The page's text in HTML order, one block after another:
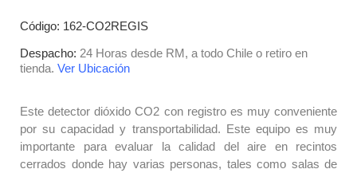
Código: 162-CO2REGIS
Despacho: 24 Horas desde RM, a todo Chile o retiro en
tienda. Ver Ubicación
Este detector dióxido CO2 con registro es muy conveniente
por su capacidad y transportabilidad. Este equipo es muy
importante para evaluar la calidad del aire en recintos
cerrados donde hay varias personas, tales como salas de